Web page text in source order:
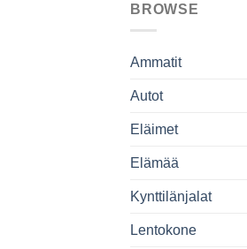
BROWSE
Ammatit
Autot
Eläimet
Elämää
Kynttilänjalat
Lentokone